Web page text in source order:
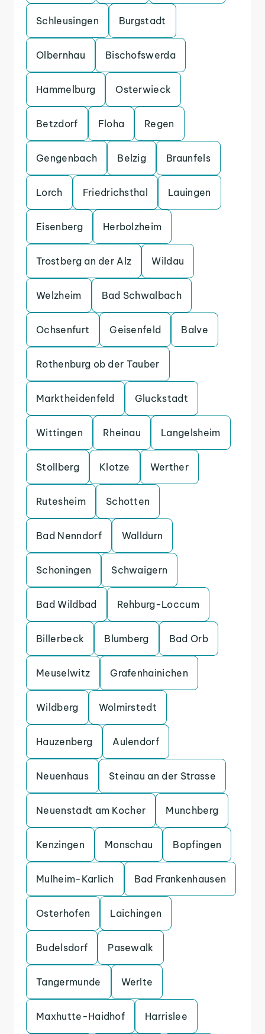
Schleusingen Burgstadt
Olbernhau Bischofswerda
Hammelburg Osterwieck
Betzdorf Floha Regen
Gengenbach Belzig Braunfels
Lorch Friedrichsthal Lauingen
Eisenberg Herbolzheim
Trostberg an der Alz Wildau
Welzheim Bad Schwalbach
Ochsenfurt Geisenfeld Balve
Rothenburg ob der Tauber
Marktheidenfeld Gluckstadt
Wittingen Rheinau Langelsheim
Stollberg Klotze Werther
Rutesheim Schotten
Bad Nenndorf Walldurn
Schoningen Schwaigern
Bad Wildbad Rehburg-Loccum
Billerbeck Blumberg Bad Orb
Meuselwitz Grafenhainichen
Wildberg Wolmirstedt
Hauzenberg Aulendorf
Neuenhaus Steinau an der Strasse
Neuenstadt am Kocher Munchberg
Kenzingen Monschau Bopfingen
Mulheim-Karlich Bad Frankenhausen
Osterhofen Laichingen
Budelsdorf Pasewalk
Tangermunde Werlte
Maxhutte-Haidhof Harrislee